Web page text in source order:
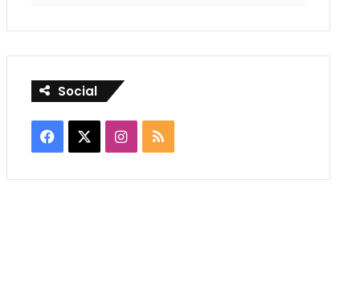
Social
Facebook Instagram
RSS